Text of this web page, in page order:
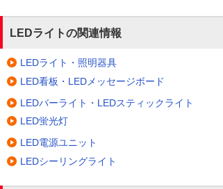
LEDライトの関連情報
LEDライト・照明器具
LED看板・LEDメッセージボード
LEDバーライト・LEDスティックライト
LED蛍光灯
LED電源ユニット
LEDシーリングライト